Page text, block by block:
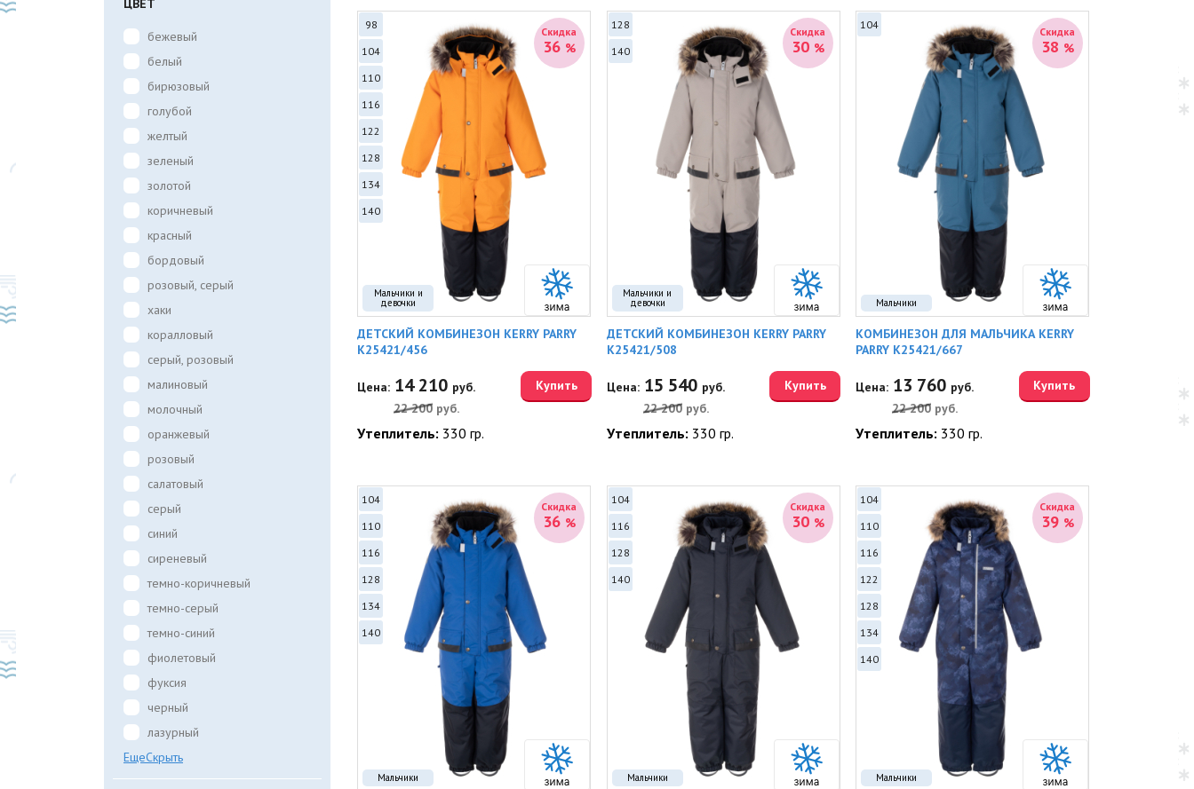
ЦВЕТ
бежевый
белый
бирюзовый
голубой
желтый
зеленый
золотой
коричневый
красный
бордовый
розовый, серый
хаки
коралловый
серый, розовый
малиновый
молочный
оранжевый
розовый
салатовый
серый
синий
сиреневый
темно-коричневый
темно-серый
темно-синий
фиолетовый
фуксия
черный
лазурный
ЕщеСкрыть
Мальчики и
девочки
Скидка
36 %
98
104
110
116
122
128
134
140
ДЕТСКИЙ КОМБИНЕЗОН KERRY PARRY
K25421/456
Цена: 14 210 руб.
22 200 руб.
Купить
Утеплитель: 330 гр.
Мальчики и
девочки
Скидка
30 %
128
140
ДЕТСКИЙ КОМБИНЕЗОН KERRY PARRY
K25421/508
Цена:15 540 руб.
22 200 руб.
Купить
Утеплитель: 330 гр.
Мальчики
Скидка
38 %
104
КОМБИНЕЗОН ДЛЯ МАЛЬЧИКА KERRY
PARRY K25421/667
Цена: 13 760 руб.
22 200 руб.
Купить
Утеплитель: 330 гр.
Мальчики
Скидка
36 %
104
110
116
128
134
140
Мальчики
Скидка
30 %
104
116
128
140
Мальчики
Скидка
39 %
104
110
116
122
128
134
140